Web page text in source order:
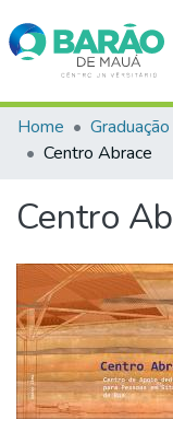
Communities &
All of DSpace
Home
Centro Abrace
Centro